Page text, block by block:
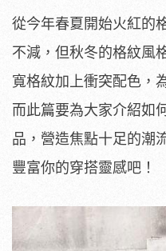
從今年春夏開始火紅的
不減，但秋冬的格紋風
寬格紋加上衝突配色，
而此篇要為大家介紹如
品，營造焦點十足的潮
豐富你的穿搭靈感吧！